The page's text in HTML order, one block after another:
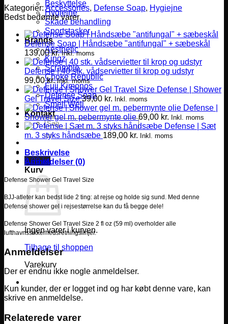
Beskyttelse
Hygiejne
Skade behandling
Sportstasker
Brands
Aesthetic
Kingz
Scramble
Choke Republic
Fuji Kimonos
Defense Soap
Smell Well
Kontakt
Søg
efter:
0,00kr.
Kurv
Ingen varer i kurven.
Tilbage til shoppen
Varekurv
Kategorier:Accessories, Defense Soap, Hygiejne
Bedst bedømte varer
Defense Soap | Håndsæbe "antifungal" + sæbeskål
139,00kr. Inkl. moms
Defense | 40 stk. vådservietter til krop og udstyr
99,00kr. Inkl. moms
Defense | Shower
Gel Travel Size 39,00 kr. Inkl. moms
Defense |
Shower gel m. pebermynte olie 69,00 kr. Inkl. moms
Defense | Sæt
m. 3 styks håndsæbe 189,00 kr. Inkl. moms
Beskrivelse
Anmeldelser (0)
Defense Shower Gel Travel Size
BJJ-atleter kan bedst lide 2 ting: at rejse og holde sig sund. Med denne
Defense shower gel i rejsestørrelse kan du få begge dele!
Defense Shower Gel Travel Size 2 fl oz (59 ml) overholder alle
lufthavnssikkerhedsretningslinjer.
Anmeldelser
Der er endnu ikke nogle anmeldelser.
Kun kunder, der er logget ind og har købt denne vare, kan
skrive en anmeldelse.
Relaterede varer